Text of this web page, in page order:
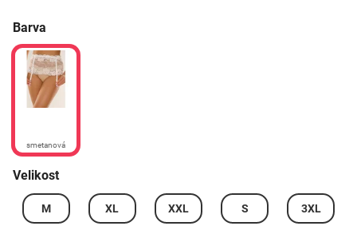
Barva
smetanová
Velikost
M XL XXL S 3XL